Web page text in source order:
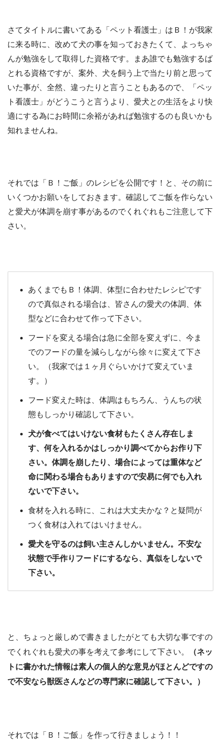
さてタイトルに書いてある「ペット看護士」はＢ！が我家
に来る時に、改めて犬の事を知っておきたくて、よっちゃ
んが勉強をして取得した資格です。まあ誰でも勉強するば
とれる資格ですが、案外、犬を飼う上で当たり前と思って
いた事が、全然、違ったりと言うこともあるので、「ペッ
ト看護士」がどうこうと言うより、愛犬との生活をより快
適にする為にお時間に余裕があれば勉強するのも良いかも
知れませんね。
それでは「Ｂ！ご飯」のレシピを公開です！と、その前に
いくつかお願いをしておきます。確認してご飯を作らない
と愛犬が体調を崩す事があるのでくれぐれもご注意して下
さい。
あくまでもＢ！体調、体型に合わせたレシピです
ので真似される場合は、皆さんの愛犬の体調、体
型などに合わせて作って下さい。
フードを変える場合は急に全部を変えずに、今ま
でのフードの量を減らしながら徐々に変えて下さ
い。（我家では１ヶ月ぐらいかけて変えていま
す。）
フード変えた時は、体調はもちろん、うんちの状
態もしっかり確認して下さい。
犬が食べてはいけない食材もたくさん存在しま
す、何を入れるかはしっかり調べてからお作り下
さい。体調を崩したり、場合によっては重体など
命に関わる場合もありますので安易に何でも入れ
ないで下さい。
食材を入れる時に、これは大丈夫かな？と疑問が
つく食材は入れてはいけません。
愛犬を守るのは飼い主さんしかいません。不安な
状態で手作りフードにするなら、真似をしないで
下さい。
と、ちょっと厳しめで書きましたがとても大切な事ですの
でくれぐれも愛犬の事を考えて参考にして下さい。
（ネッ
トに書かれた情報は素人の個人的な意見がほとんどですの
で不安なら獣医さんなどの専門家に確認して下さい。）
それでは「Ｂ！ご飯」を作って行きましょう！！